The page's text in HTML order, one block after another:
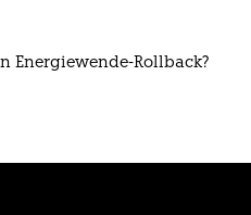
Energiewende-Rollback?